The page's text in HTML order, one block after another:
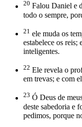
20 Falou Daniel e
todo o sempre,
21 ele muda os
estabelece os reis;
inteligentes.
22 Ele revela o
em trevas; e com
23 Ó Deus de
deste sabedoria e
pedimos, porque